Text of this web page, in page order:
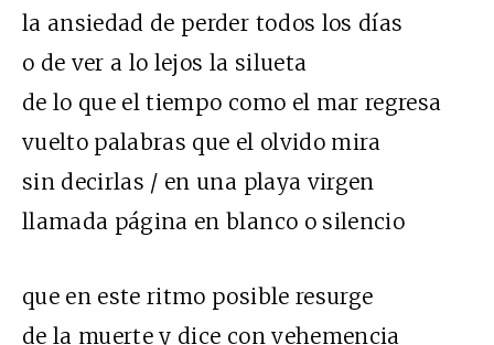
la ansiedad de perder todos los días
o de ver a lo lejos la silueta
de lo que el tiempo como el mar regresa
vuelto palabras que el olvido mira
sin decirlas / en una playa virgen
llamada página en blanco o silencio
que en este ritmo posible resurge
de la muerte y dice con vehemencia